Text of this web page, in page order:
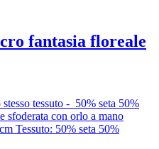
fantasia floreale
tessuto - 50% seta 50%
sfoderata con orlo a mano
Tessuto: 50% seta 50%